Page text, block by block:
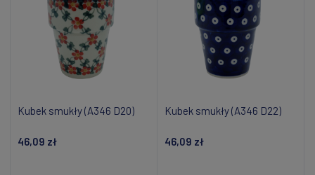
Kubek smukły (A346 D20)
46,09 zł
Kubek smukły (A346 D22)
46,09 zł